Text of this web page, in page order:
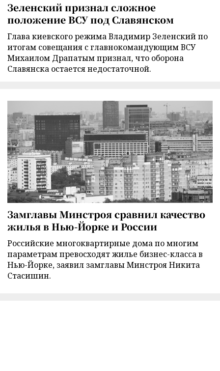
Зеленский признал сложное
положение ВСУ под Славянском
Глава киевского режима Владимир Зеленский по
итогам совещания с главнокомандующим ВСУ
Михаилом Драпатым признал, что оборона
Славянска остается недостаточной.
Замглавы Минстроя сравнил качество
жилья в Нью-Йорке и России
Российские многоквартирные дома по многим
параметрам превосходят жилье бизнес-класса в
Нью-Йорке, заявил замглавы Минстроя Никита
Стасишин.